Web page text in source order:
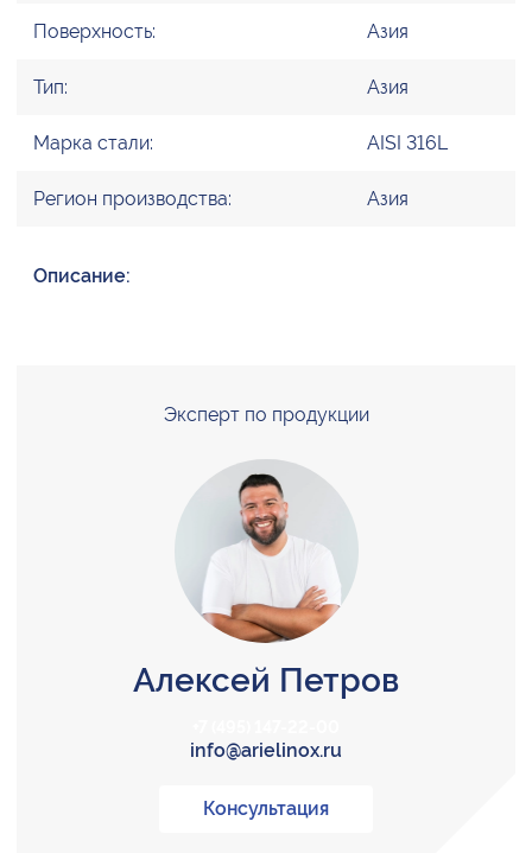
Поверхность: Азия
Тип: Азия
Марка стали: AISI 316L
Регион производства: Азия
Описание:
Эксперт по продукции
Алексей Петров
info@arielinox.ru
Консультация